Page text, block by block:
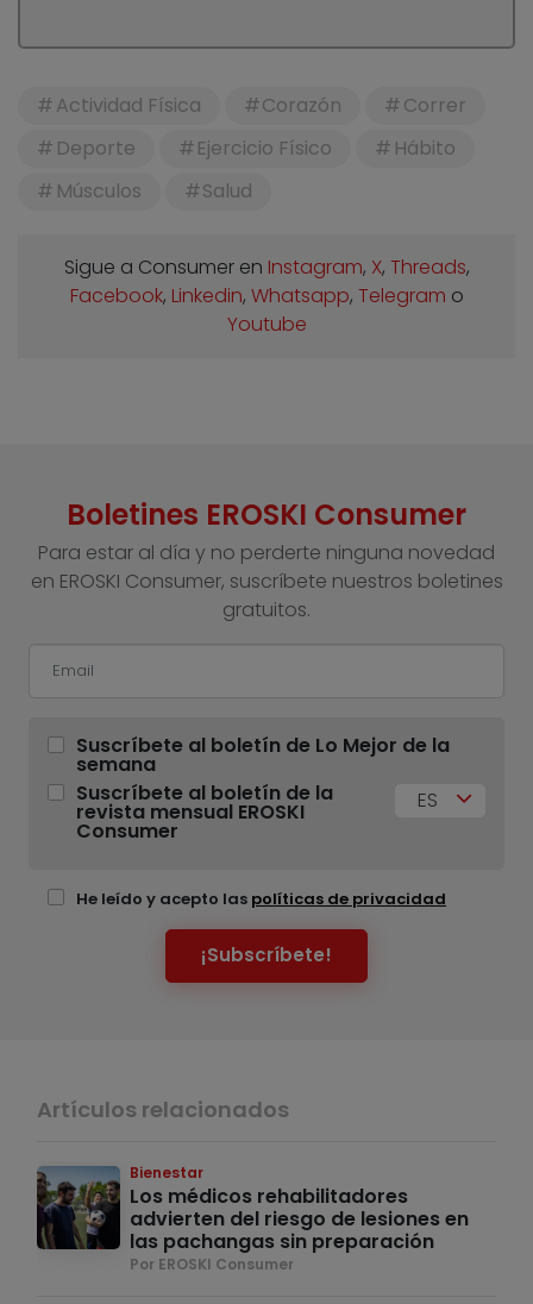
Actividad Física Corazón
Correr
Deporte
Ejercicio Físico
Hábito
Músculos
Salud
Sigue a Consumer en Instagram, X, Threads,
Facebook, Linkedin, Whatsapp, Telegram o
Youtube
Boletines EROSKI Consumer
Para estar al día y no perderte ninguna novedad
en EROSKI Consumer, suscríbete nuestros boletines
gratuitos.
Suscríbete al boletín de Lo Mejor de la
semana
Suscríbete al boletín de la
revista mensual EROSKI
Consumer
ES
He leído y acepto las políticas de privacidad
¡Subscríbete!
Artículos relacionados
Bienestar
Los médicos rehabilitadores
advierten del riesgo de lesiones en
las pachangas sin preparación
Por EROSKI Consumer